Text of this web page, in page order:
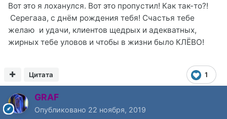
Вот это я лоханулся. Вот это пропустил! Как так-то?!
Серегааа, с днём рождения тебя! Счастья тебе
желаю и удачи, клиентов щедрых и адекватных,
жирных тебе уловов и чтобы в жизни было КЛЁВО!
1
Цитата
GRAF
Опубликовано 22 ноября, 2019